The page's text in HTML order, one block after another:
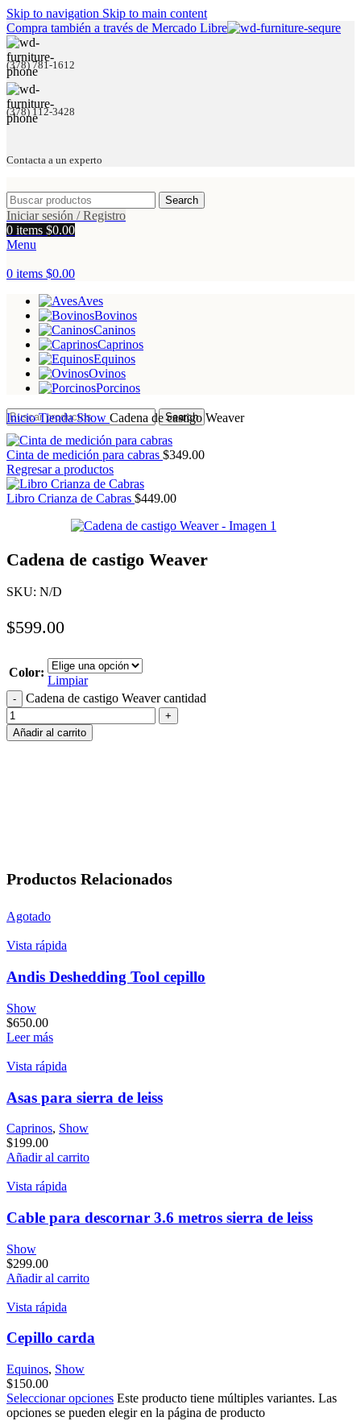
Skip to navigation Skip to main content
Compra también a través de Mercado Libre
(378) 781-1612
(378) 112-3428
Contacta a un experto
Search
Iniciar sesión / Registro
0 items $0.00
Menu
0 items $0.00
Aves
Bovinos
Caninos
Caprinos
Equinos
Ovinos
Porcinos
Search
InicioTiendaShow Cadena de castigo Weaver
Cinta de medición para cabras $349.00
Regresar a productos
Libro Crianza de Cabras $449.00
Cadena de castigo Weaver
SKU: N/D
$599.00
Color:
Limpiar
Cadena de castigo Weaver cantidad
Añadir al carrito
Productos Relacionados
Agotado
Vista rápida
Andis Deshedding Tool cepillo
Show
$650.00
Leer más
Vista rápida
Asas para sierra de leiss
Caprinos, Show
$199.00
Añadir al carrito
Vista rápida
Cable para descornar 3.6 metros sierra de leiss
Show
$299.00
Añadir al carrito
Vista rápida
Cepillo carda
Equinos, Show
$150.00
Seleccionar opciones Este producto tiene múltiples variantes. Las
opciones se pueden elegir en la página de producto